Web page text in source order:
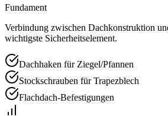
Fundament
Verbindung zwischen Dachkonstruktion
wichtigste Sicherheitselement.
Dachhaken für Ziegel/Pfannen
Stockschrauben für Trapezblech
Flachdach-Befestigungen